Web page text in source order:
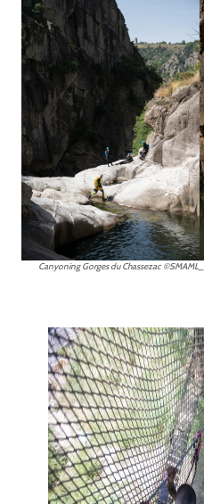
Canyoning Gorges du Chassezac